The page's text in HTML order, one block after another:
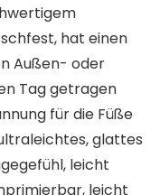
hat einen
Außen- oder
Tag getragen
für die Füße
glattes
leicht
leicht